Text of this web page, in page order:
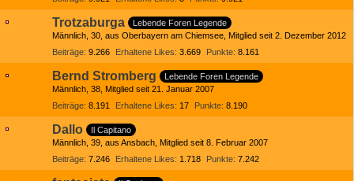
Trotzaburga
Lebende Foren Legende
Männlich 30 aus Oberbayern am Chiemsee Mitglied seit 2. Dezember 2012
Beiträge 9.266 Erhaltene Likes 3.669 Punkte 8.161
Bernd Stromberg
Lebende Foren Legende
Männlich 38 Mitglied seit 21. Januar 2007
Beiträge 8.191 Erhaltene Likes 17 Punkte 8.190
Dallo
Il Capitano
Männlich 39 aus Ansbach Mitglied seit 8. Februar 2007
Beiträge 7.246 Erhaltene Likes 1.718 Punkte 7.242